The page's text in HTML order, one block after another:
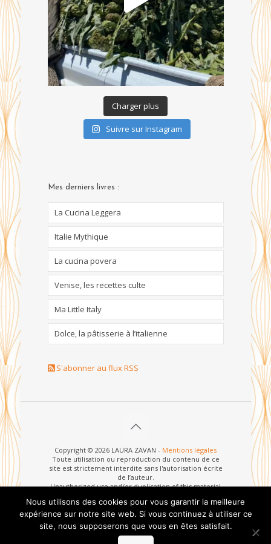
Charger plus
Suivre sur Instagram
Mes derniers livres :
La Cucina Leggera
Italie Mythique
La cucina povera
Venise, les recettes culte
Ma Little Italy
Dolce, la pâtisserie à l’italienne
S'abonner au flux RSS
Copyright © 2026 LAURA ZAVAN - Mentions légales
Toute utilisation ou reproduction du contenu de ce
site est strictement interdite sans l'autorisation écrite
de l’auteur.
Unauthorized use and/or duplication of this material
strictly prohibited.
Nous utilisons des cookies pour vous garantir la meilleure
expérience sur notre site web. Si vous continuez à utiliser ce
site, nous supposerons que vous en êtes satisfait.